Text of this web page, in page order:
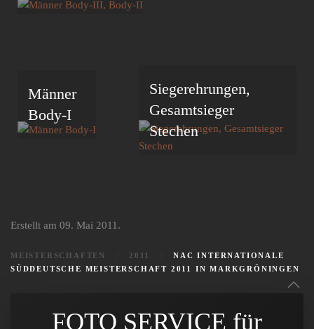
Männer
Body-I
Siegerehrungen,
Gesamtsieger
Stechen
Erstellt am 09. Mai 2011.
MEISTERSCHAFTEN 2011
NAC INTERNATIONALE
SÜDDEUTSCHE MEISTERSCHAFT 2011 IN MARKGRÖNINGEN
FOTO SERVICE für